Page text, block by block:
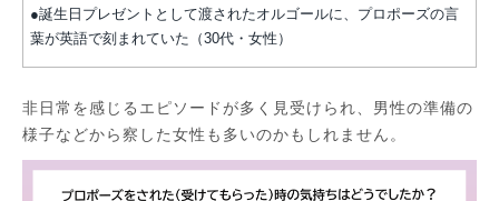
●誕生日プレゼントとして渡されたオルゴールに、プロポーズの言
葉が英語で刻まれていた（30代・女性）
非日常を感じるエピソードが多く見受けられ、男性の準備の
様子などから察した女性も多いのかもしれません。